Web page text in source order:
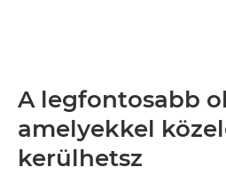
A legfontosabb
amelyekkel
kerülhetsz